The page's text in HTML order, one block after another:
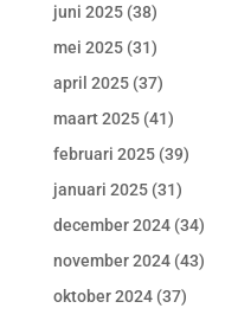
juni 2025(38)
mei 2025(31)
april 2025(37)
maart 2025(41)
februari 2025(39)
januari 2025(31)
december 2024(34)
november 2024(43)
oktober 2024(37)